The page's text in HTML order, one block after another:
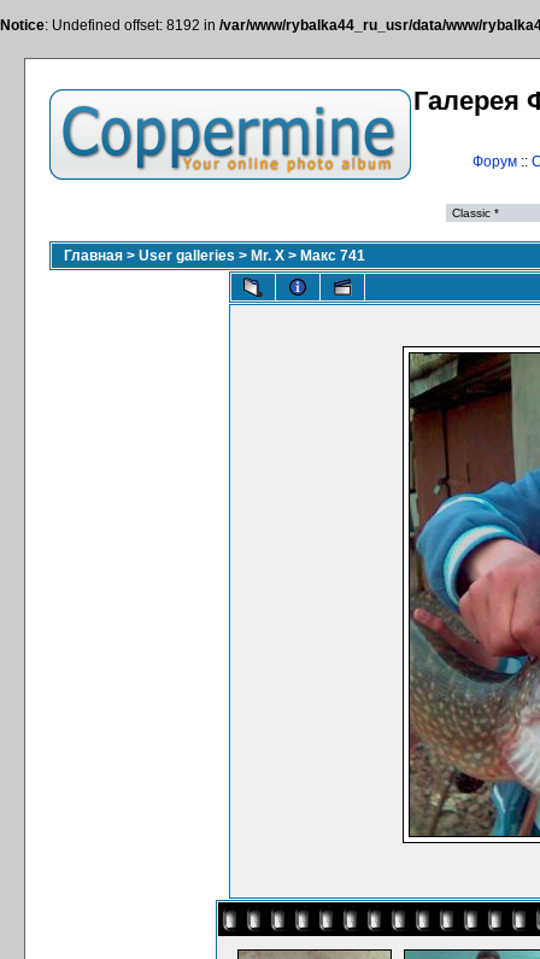
Notice: Undefined offset: 8192 in /var/www/rybalka44_ru_usr/data/www/
Галерея
Форум::
Главная > User galleries > Mr. X > Макс 741